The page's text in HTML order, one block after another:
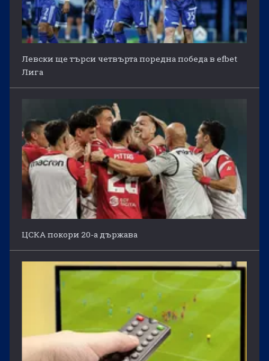
Левски ще търси четвърта поредна победа в efbet
Лига
ЦСКА покори 20-а държава